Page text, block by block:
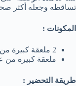
تساقطه وجعله أكثر
المكونات :
2 ملعقة كبيرة من زيت الثوم .
ملعقة كبيرة من
طريقة التحضير :